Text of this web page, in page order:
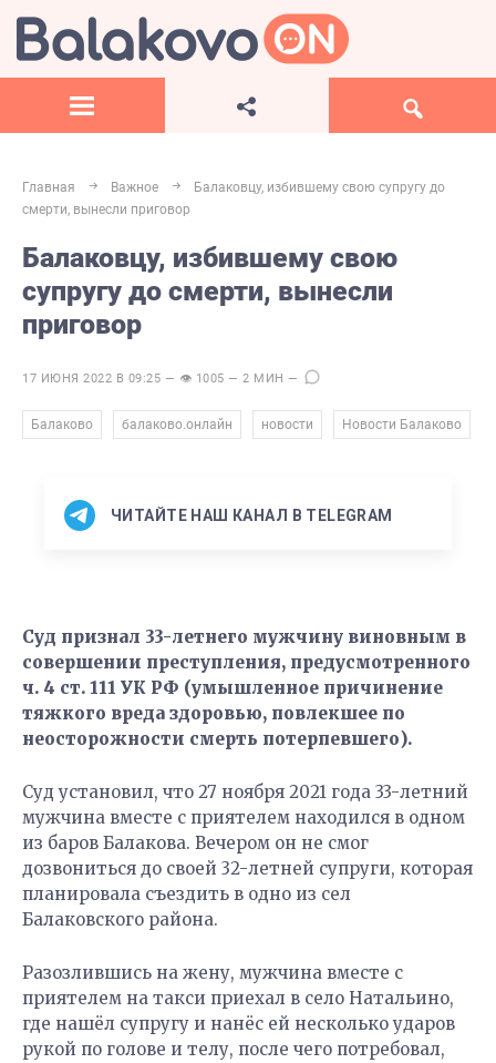
Главная Важное
Балаковцу, избившему свою супругу до
смерти, вынесли приговор
Балаковцу, избившему свою
супругу до смерти, вынесли
приговор
17 ИЮНЯ 2022 В 09:25 — 👁 1005 — 2 МИН —
Балаково балаково.онлайн новости Новости Балаково
ЧИТАЙТЕ НАШ КАНАЛ В TELEGRAM
Суд признал 33-летнего мужчину виновным в
совершении преступления, предусмотренного
ч. 4 ст. 111 УК РФ (умышленное причинение
тяжкого вреда здоровью, повлекшее по
неосторожности смерть потерпевшего).
Суд установил, что 27 ноября 2021 года 33-летний
мужчина вместе с приятелем находился в одном
из баров Балакова. Вечером он не смог
дозвониться до своей 32-летней супруги, которая
планировала съездить в одно из сел
Балаковского района.
Разозлившись на жену, мужчина вместе с
приятелем на такси приехал в село Натальино,
где нашёл супругу и нанёс ей несколько ударов
рукой по голове и телу, после чего потребовал,